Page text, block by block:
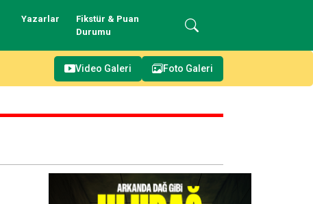
Yazarlar
Fikstür & Puan
Durumu
Video Galeri Foto Galeri